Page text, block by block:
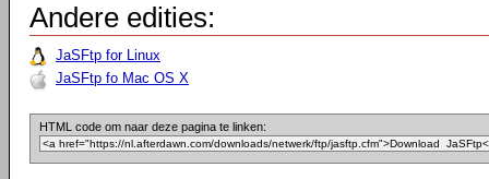
Andere edities:
JaSFtp for Linux
JaSFtp fo Mac OS X
HTML code om naar deze pagina te linken: